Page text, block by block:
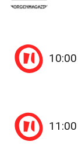
10:00
11:00